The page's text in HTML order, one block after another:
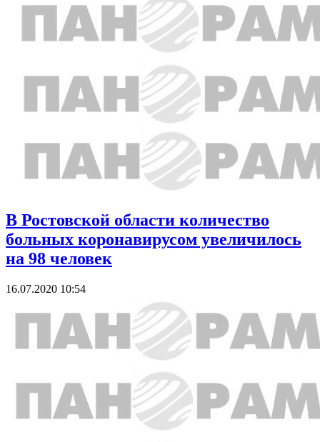
В Ростовской области количество
больных коронавирусом увеличилось
на 98 человек
16.07.2020 10:54